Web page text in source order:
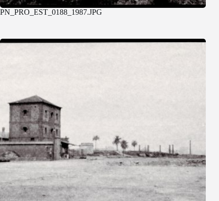
PN_PRO_EST_0188_1987.JPG